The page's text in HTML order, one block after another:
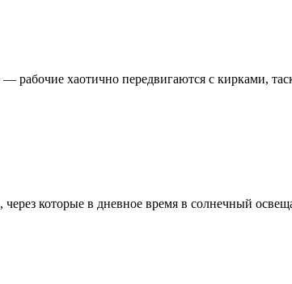
хаотично передвигаются с кирками,
которые в дневное время в солнечный